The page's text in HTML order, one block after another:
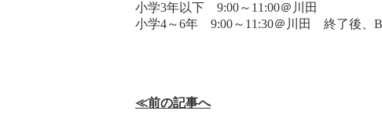
小学3年以下 9:00～11:00＠川田
小学4～6年 9:00～11:30＠川田 終了後、
≪前の記事へ